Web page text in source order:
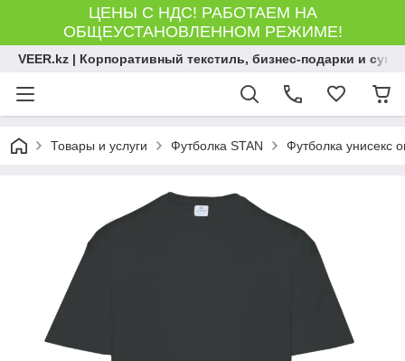
ЦЕНЫ С НДС! РАБОТАЕМ НА
ОБЩЕУСТАНОВЛЕННОМ РЕЖИМЕ!
VEER.kz | Корпоративный текстиль, бизнес-подарки и
Товары и услуги Футболка STAN Футболка унисекс